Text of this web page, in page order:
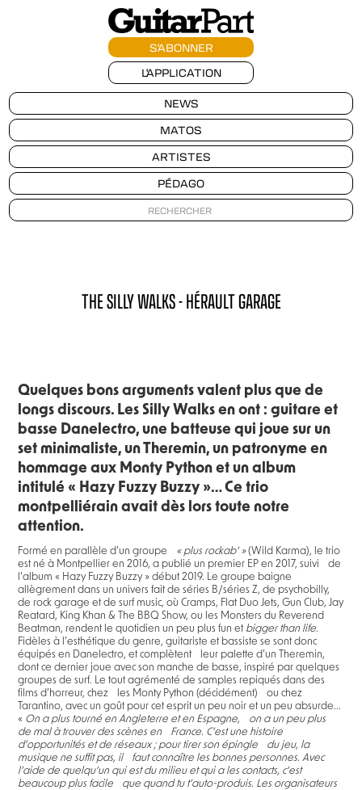
S'ABONNER
L'APPLICATION
NEWS
MATOS
ARTISTES
PÉDAGO
THE SILLY WALKS - HÉRAULT GARAGE
Quelques bons arguments valent plus que de
longs discours. Les Silly Walks en ont : guitare et
basse Danelectro, une batteuse qui joue sur un
set minimaliste, un Theremin, un patronyme en
hommage aux Monty Python et un album
intitulé « Hazy Fuzzy Buzzy »… Ce trio
montpelliérain avait dès lors toute notre
attention.
Formé en parallèle d’un groupe « plus rockab’ »(Wild Karma), le trio
est né à Montpellier en 2016, a publié un premier EP en 2017, suivi de
l’album « Hazy Fuzzy Buzzy » début 2019. Le groupe baigne
allègrement dans un univers fait de séries B/séries Z, de psychobilly,
de rock garage et de surf music, où Cramps, Flat Duo Jets, Gun Club, Jay
Reatard, King Khan & The BBQ Show, ou les Monsters du Reverend
Beatman, rendent le quotidien un peu plus fun et bigger than life.
Fidèles à l’esthétique du genre, guitariste et bassiste se sont donc
équipés en Danelectro, et complètent leur palette d’un Theremin,
dont ce dernier joue avec son manche de basse, inspiré par quelques
groupes de surf. Le tout agrémenté de samples repiqués dans des
films d’horreur, chez les Monty Python (décidément) ou chez
Tarantino, avec un goût pour cet esprit un peu noir et un peu absurde...
« On a plus tourné en Angleterre et en Espagne, on a un peu plus
de mal à trouver des scènes en France. C’est une histoire
d’opportunités et de réseaux ; pour tirer son épingle du jeu, la
musique ne suffit pas, il faut connaître les bonnes personnes. Avec
l’aide de quelqu’un qui est du milieu et qui a les contacts, c’est
beaucoup plus facile que quand tu t’auto-produis. Les organisateurs